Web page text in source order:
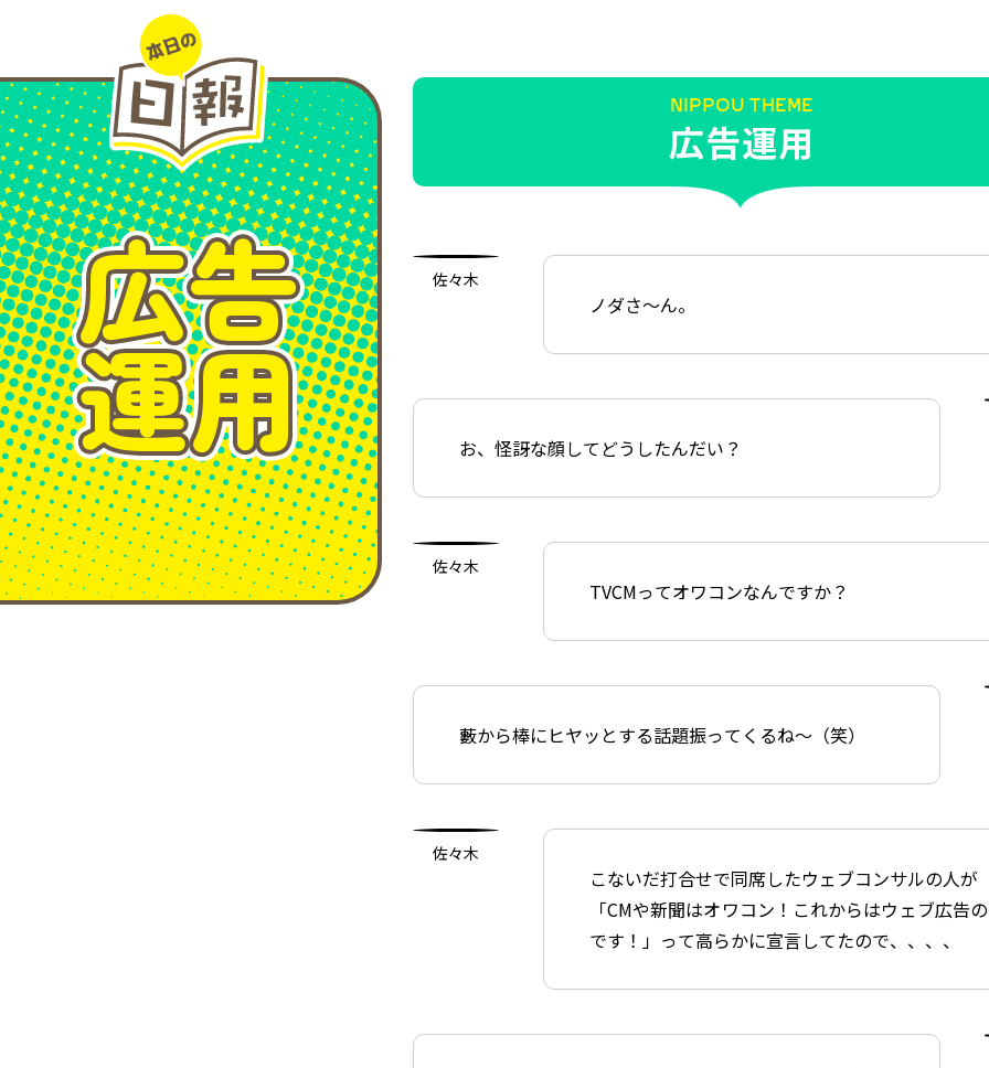
広告
運用
NIPPOU THEME
広告運用
佐々木
ノダさ〜ん。
お、怪訝な顔してどうしたんだい？
佐々木
TVCMってオワコンなんですか？
藪から棒にヒヤッとする話題振ってくるね〜（笑）
佐々木
こないだ打合せで同席したウェブコンサルの人が
「CMや新聞はオワコン！これからはウェブ広告
です！」って高らかに宣言してたので、、、、